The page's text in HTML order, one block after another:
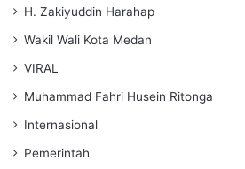
H. Zakiyuddin Harahap
Wakil Wali Kota Medan
VIRAL
Muhammad Fahri Husein Ritonga
Internasional
Pemerintah